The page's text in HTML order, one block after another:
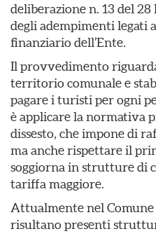
deliberazione n. 13 del 28
degli adempimenti legati
finanziario dell’Ente.
Il provvedimento
territorio comunale e
pagare i turisti per ogni
è applicare la normativa
dissesto, che impone di
ma anche rispettare il
soggiorna in strutture di
tariffa maggiore.
Attualmente nel Comune
risultano presenti